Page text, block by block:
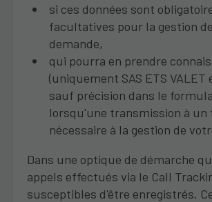
si ces données sont
facultatives pour la gestion
demande,
qui pourra en prendre
(uniquement SAS ETS VALET
sauf précision dans le
lorsqu'une transmission à un
nécessaire à la gestion de
Dans une optique de démarche
appels effectués via le Call
susceptibles d'être enregistrés.